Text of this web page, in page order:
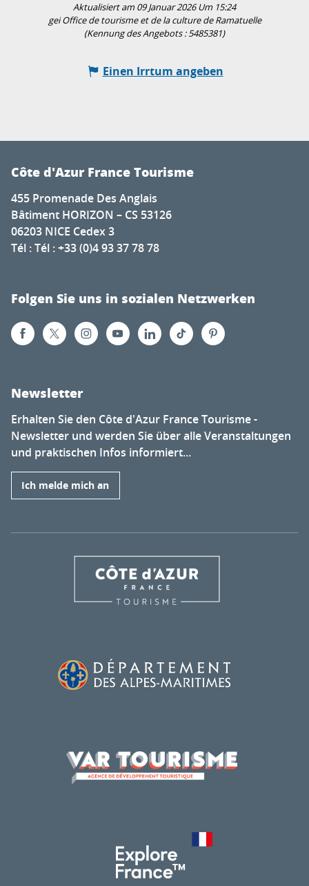
Aktualisiert am 09 Januar 2026 Um 15:24
gei Office de tourisme et de la culture de Ramatuelle
(Kennung des Angebots :5485381)
Einen Irrtum angeben
Côte d'Azur France Tourisme
455 Promenade Des Anglais
Bâtiment HORIZON – CS 53126
06203 NICE Cedex 3
Tél : Tél : +33 (0)4 93 37 78 78
Folgen Sie uns in sozialen Netzwerken
Newsletter
Erhalten Sie den Côte d'Azur France Tourisme -
Newsletter und werden Sie über alle Veranstaltungen
und praktischen Infos informiert...
Ich melde mich an